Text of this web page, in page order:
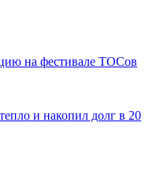
на фестивале ТОСов
и накопил долг в 20